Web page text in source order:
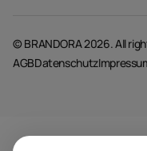
© BRANDORA 2026. All
AGBDatenschutz